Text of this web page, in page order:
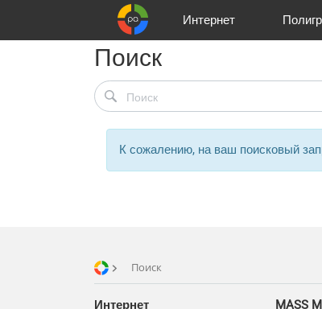
Интернет
Реклама и продвижение
Цифра и офсет
Телевидение
Клиенты
Поиск
К сожалению, на ваш поисковый
Поиск
Интернет MASS